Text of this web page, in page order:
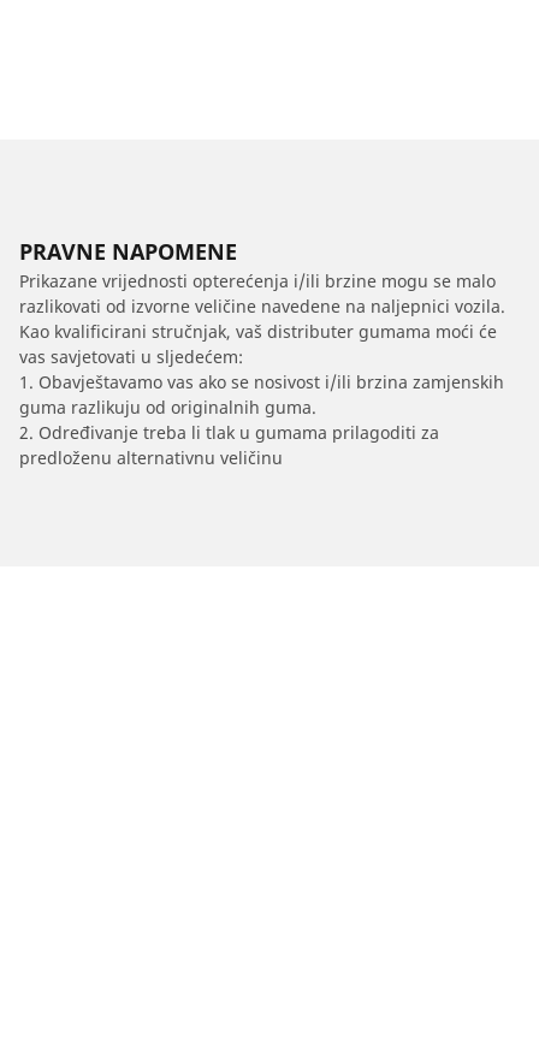
PRAVNE NAPOMENE
Prikazane vrijednosti opterećenja i/ili brzine mogu se malo
razlikovati od izvorne veličine navedene na naljepnici vozila.
Kao kvalificirani stručnjak, vaš distributer gumama moći će
vas savjetovati u sljedećem:
1. Obavještavamo vas ako se nosivost i/ili brzina zamjenskih
guma razlikuju od originalnih guma.
2. Određivanje treba li tlak u gumama prilagoditi za
predloženu alternativnu veličinu